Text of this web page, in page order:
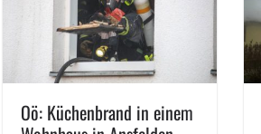
Oö: Küchenbrand in einem